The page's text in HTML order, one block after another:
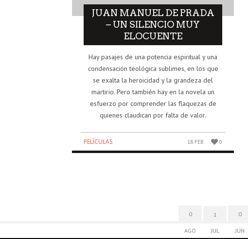
JUAN MANUEL DE PRADA
– UN SILENCIO MUY
ELOCUENTE
Hay pasajes de una potencia espiritual y una
condensación teológica sublimes, en los que
se exalta la heroicidad y la grandeza del
martirio. Pero también hay en la novela un
esfuerzo por comprender las flaquezas de
quienes claudican por falta de valor.
PELÍCULAS 18 FEB 0
0
AGO
1
JUL
0
JUN